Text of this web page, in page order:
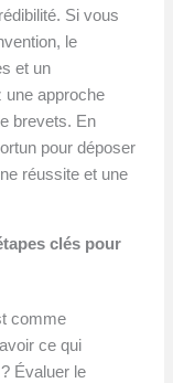
Si vous
le
et un
une approche
brevets. En
pour déposer
réussite et une
clés pour
comme
ce qui
Évaluer le